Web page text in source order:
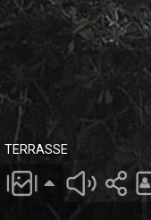
TERRASSE